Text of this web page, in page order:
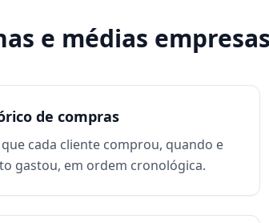
e médias empresas
de compras
cada cliente comprou, quando e
gastou, em ordem cronológica.